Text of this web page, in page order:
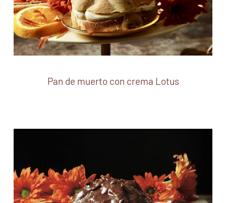
Pan de muerto con crema Lotus